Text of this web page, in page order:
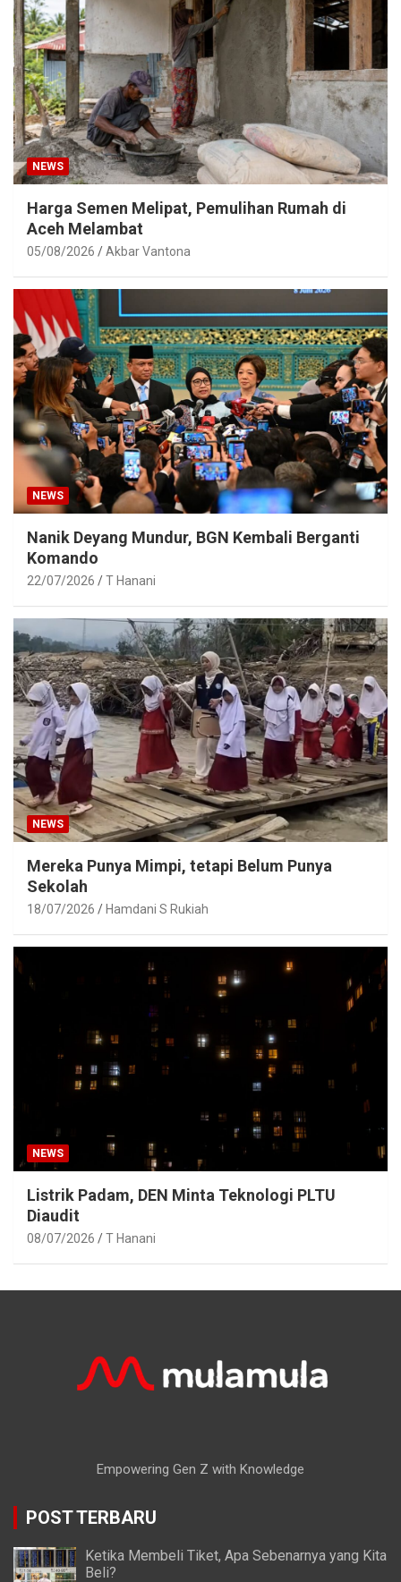
NEWS
Harga Semen Melipat, Pemulihan Rumah di
Aceh Melambat
05/08/2026 Akbar Vantona
NEWS
Nanik Deyang Mundur, BGN Kembali Berganti
Komando
22/07/2026 T Hanani
NEWS
Mereka Punya Mimpi, tetapi Belum Punya
Sekolah
18/07/2026 Hamdani S Rukiah
NEWS
Listrik Padam, DEN Minta Teknologi PLTU
Diaudit
08/07/2026 T Hanani
Empowering Gen Z with Knowledge
POST TERBARU
Ketika Membeli Tiket, Apa Sebenarnya yang Kita
Beli?